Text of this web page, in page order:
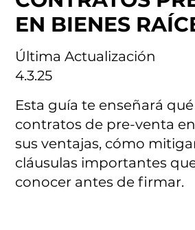
Última Actualización
4.3.25
EN BIENES
Esta guía te enseñará
contratos de pre-venta
sus ventajas, cómo
cláusulas importantes
conocer antes de firmar.